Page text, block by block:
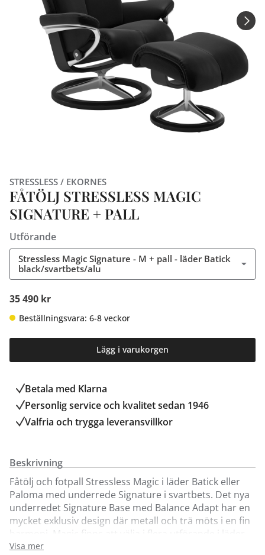
STRESSLESS / EKORNES
FÅTÖLJ STRESSLESS MAGIC
SIGNATURE + PALL
Utförande
Stressless Magic Signature - M + pall - läder Batick
black/svartbets/alu
35 490 kr
Beställningsvara: 6-8 veckor
Lägg i varukorgen
Betala med Klarna
Personlig service och kvalitet sedan 1946
Valfria och trygga leveransvillkor
Beskrivning
Fåtölj och fotpall Stressless Magic i läder Batick eller
Paloma med underrede Signature i svartbets. Det nya
underredet Signature Base med Balance Adapt har en
mycket exklusiv design där metall och trä möts i en fin
harmoni. Magic finns att välja i flera utförande i läder
och olika färger, dessutom finns underredets
Visa mer